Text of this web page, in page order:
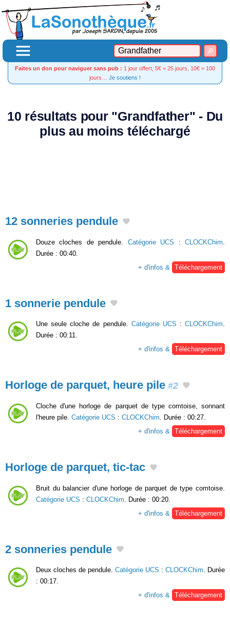
Faites un don pour naviguer sans pub : 1 jour offert, 5€ = 25 jours, 10€ = 100
jours… Je soutiens !
10 résultats pour "Grandfather" - Du
plus au moins téléchargé
12 sonneries pendule
Douze cloches de pendule. Catégorie UCS :CLOCKChim
Durée : 00:40.
+ d'infos &
Téléchargement
1 sonnerie pendule
Une seule cloche de pendule. Catégorie UCS : CLOCKChim.
Durée : 00:11.
+ d'infos & Téléchargement
Horloge de parquet, heure pile #2
Cloche d'une horloge de parquet de type comtoise, sonnant
l'heure pile. Catégorie UCS : CLOCKChim . Durée : 00:27.
+ d'infos &
Téléchargement
Horloge de parquet, tic-tac
Bruit du balancier d'une horloge de parquet de type comtoise.
Catégorie UCS : CLOCKChim . Durée : 00:20.
+ d'infos &
Téléchargement
2 sonneries pendule
Deux cloches de pendule. Catégorie UCS : CLOCKChim. Durée
: 00:17.
+ d'infos & Téléchargement